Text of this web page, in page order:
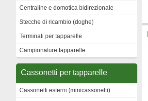
Centraline e domotica bidirezionale
Stecche di ricambio (doghe)
Terminali per tapparelle
Campionature tapparelle
Cassonetti per tapparelle
Cassonetti esterni (minicassonetti)